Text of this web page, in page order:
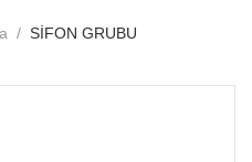
SİFON GRUBU